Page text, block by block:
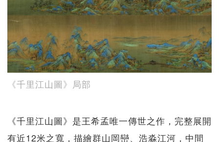
《千里江山圖》局部
《千里江山圖》是王希孟唯一傳世之作，完整展開
有近12米之寬，描繪群山岡巒、浩淼江河，中間